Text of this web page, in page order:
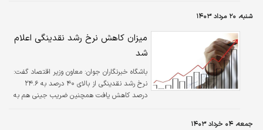
شنبه، ۲۰ مرداد ۱۴۰۳
میزان کاهش نرخ رشد نقدینگی اعلام
شد
باشگاه خبرنگاران جوان: معاون وزیر اقتصاد گفت:‌
نرخ رشد نقدینگی از بالای ۴۰ درصد به ۲۴.۶
درصد کاهش یافت همچنین ضریب جینی هم به
جمعه، ۰۴ خرداد ۱۴۰۳